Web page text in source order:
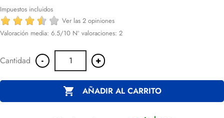
Impuestos incluidos
Ver las 2 opiniones
Valoración media: 6.5/10 Nº valoraciones: 2
Cantidad - +
 AÑADIR AL CARRITO